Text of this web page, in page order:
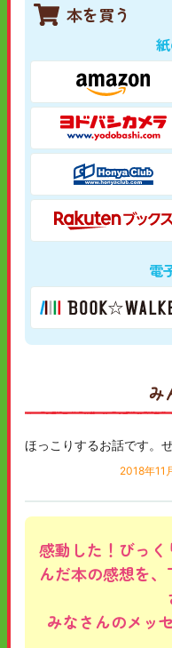
本を買う
電
み
ほっこりするお話です。
2018年11
感動した！びっ
んだ本の感想を
みなさんのメッ